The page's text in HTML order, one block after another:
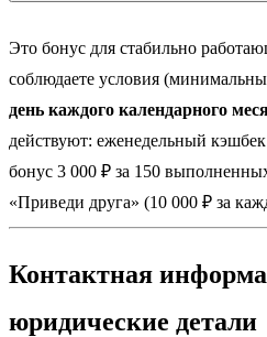
Это бонус для стабильно
соблюдаете условия
день каждого календарного
действуют: еженедельный
бонус 3 000 ₽ за 150
«Приведи друга» (10 000 ₽ за
Контактная
юридические детали